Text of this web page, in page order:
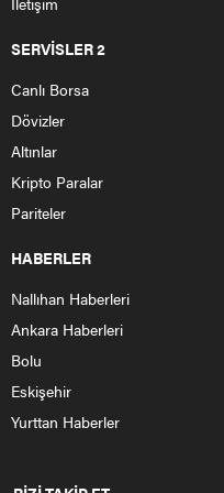
Anadolu Üniversitesi